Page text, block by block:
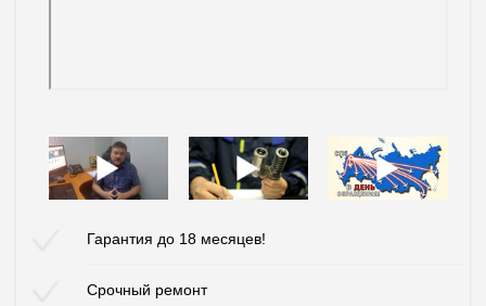
Гарантия до 18 месяцев!
Срочный ремонт